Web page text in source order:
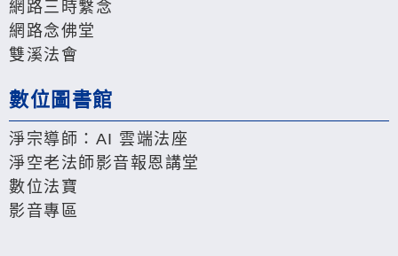
網路三時繫念
網路念佛堂
雙溪法會
數位圖書館
淨宗導師：AI 雲端法座
淨空老法師影音報恩講堂
數位法寶
影音專區